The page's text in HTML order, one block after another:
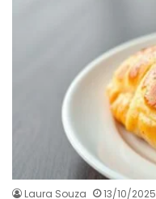
Laura Souza 13/10/2025